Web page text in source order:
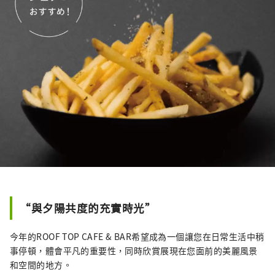
“與夕陽共度的充實時光”
今年的ROOF TOP CAFE & BAR希望成為一個讓您在日常生活中稍
事停頓，體會平凡的重要性，同時欣賞展現在您面前的美麗風景
和空間的地方。